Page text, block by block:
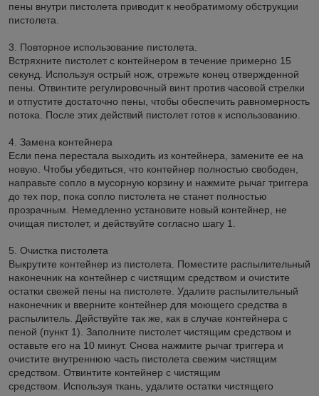
пены внутри пистолета приводит к необратимому обструкции
пистолета.
3. Повторное использование пистолета.
Встряхните пистолет с контейнером в течение примерно 15
секунд. Используя острый нож, отрежьте конец отвержденной
пены. Отвинтите регулировочный винт против часовой стрелки
и отпустите достаточно пены, чтобы обеспечить равномерность
потока. После этих действий пистолет готов к использованию.
4. Замена контейнера
Если пена перестала выходить из контейнера, замените ее на
новую. Чтобы убедиться, что контейнер полностью свободен,
направьте сопло в мусорную корзину и нажмите рычаг триггера
до тех пор, пока сопло пистолета не станет полностью
прозрачным. Немедленно установите новый контейнер, не
очищая пистолет, и действуйте согласно шагу 1.
5. Очистка пистолета
Выкрутите контейнер из пистолета. Поместите распылительный
наконечник на контейнер с чистящим средством и очистите
остатки свежей пены на пистолете. Удалите распылительный
наконечник и вверните контейнер для моющего средства в
распылитель. Действуйте так же, как в случае контейнера с
пеной (пункт 1). Заполните пистолет чистящим средством и
оставьте его на 10 минут. Снова нажмите рычаг триггера и
очистите внутреннюю часть пистолета свежим чистящим
средством. Отвинтите контейнер с чистящим
средством. Используя ткань, удалите остатки чистящего